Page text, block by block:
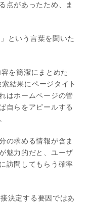
点があったため、ま
という言葉を聞いた
を簡潔にまとめた
結果にページタイト
はホームページの管
自らをアピールする
の求める情報が含ま
魅力的だと、ユーザ
訪問してもらう確率
決定する要因ではあ